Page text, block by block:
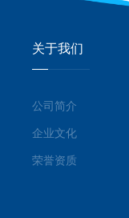
关于我们
公司简介
企业文化
荣誉资质